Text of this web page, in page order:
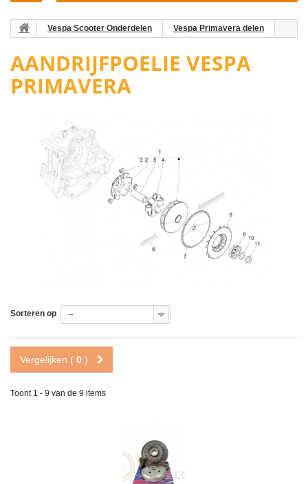
Vespa Scooter Onderdelen
Vespa Primavera delen
AANDRIJFPOELIE VESPA
PRIMAVERA
Sorteren op --
Vergelijken ( 0 )
Toont 1 - 9 van de 9 items